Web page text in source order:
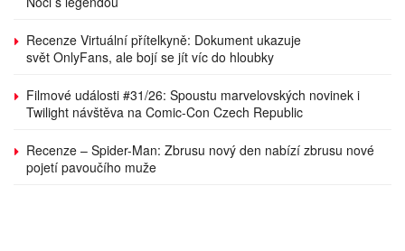
Recenze Virtuální přítelkyně: Dokument ukazuje
svět OnlyFans, ale bojí se jít víc do hloubky
Filmové události #31/26: Spoustu marvelovských novinek i
Twilight návštěva na Comic-Con Czech Republic
Recenze – Spider-Man: Zbrusu nový den nabízí zbrusu nové
pojetí pavoučího muže